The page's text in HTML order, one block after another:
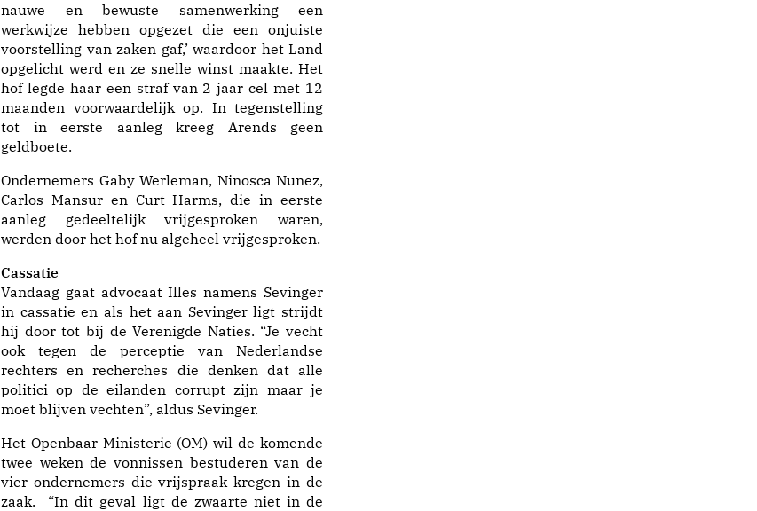
nauwe en bewuste samenwerking een
werkwijze hebben opgezet die een onjuiste
voorstelling van zaken gaf,’ waardoor het Land
opgelicht werd en ze snelle winst maakte. Het
hof legde haar een straf van 2 jaar cel met 12
maanden voorwaardelijk op. In tegenstelling
tot in eerste aanleg kreeg Arends geen
geldboete.
Ondernemers Gaby Werleman, Ninosca Nunez,
Carlos Mansur en Curt Harms, die in eerste
aanleg gedeeltelijk vrijgesproken waren,
werden door het hof nu algeheel vrijgesproken.
Cassatie
Vandaag gaat advocaat Illes namens Sevinger
in cassatie en als het aan Sevinger ligt strijdt
hij door tot bij de Verenigde Naties. “Je vecht
ook tegen de perceptie van Nederlandse
rechters en recherches die denken dat alle
politici op de eilanden corrupt zijn maar je
moet blijven vechten”, aldus Sevinger.
Het Openbaar Ministerie (OM) wil de komende
twee weken de vonnissen bestuderen van de
vier ondernemers die vrijspraak kregen in de
zaak. “In dit geval ligt de zwaarte niet in de